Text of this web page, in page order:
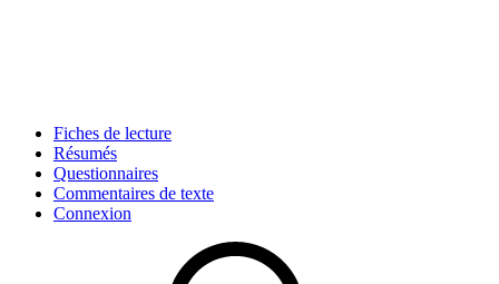
Fiches de lecture
Résumés
Questionnaires
Commentaires de texte
Connexion